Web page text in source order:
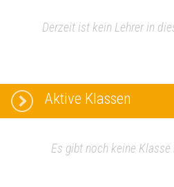
Derzeit ist kein Lehrer in
Aktive Klassen
Es gibt noch keine